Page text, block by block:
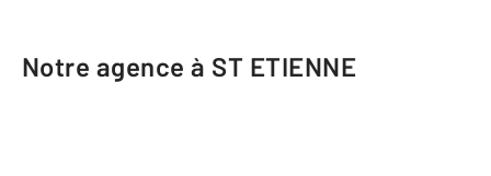
Notre agence à ST ETIENNE